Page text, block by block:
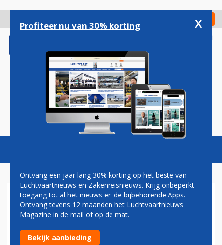
gaan
Check in
Magazine Podcasts Vacatures
MOEDERBEDRIJF AVIANCA
BRASIL SCHAFT 62
A320NEO'S AAN
Profiteer nu van 30% korting x
Ontvang een jaar lang 30% korting op het beste van
Luchtvaartnieuws en Zakenreisnieuws. Krijg onbeperkt
toegang tot al het nieuws en de bijbehorende Apps.
Ontvang tevens 12 maanden het Luchtvaartnieuws
Magazine in de mail of op de mat.
Bekijk aanbieding